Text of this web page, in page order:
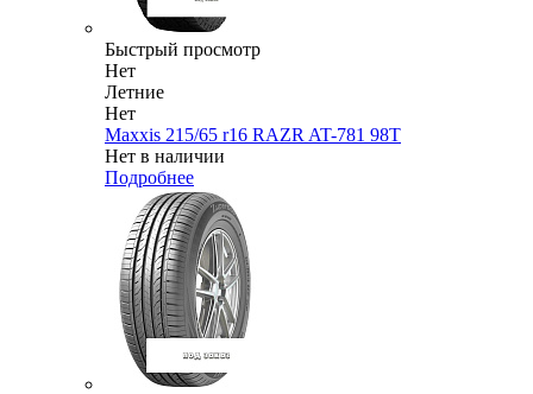
Быстрый просмотр
Нет
Летние
Нет
Maxxis 215/65 r16 RAZR AT-781 98T
Нет в наличии
Подробнее